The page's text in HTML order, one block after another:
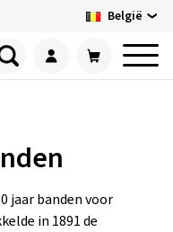
België
jaar banden voor
in 1891 de